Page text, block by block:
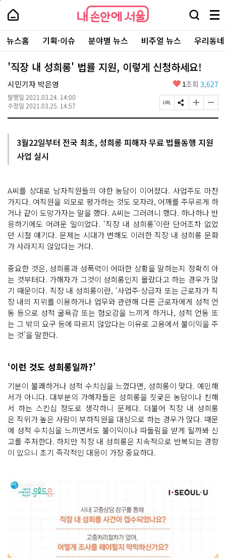
본
로
가
내
손
안
에
서
울
-
서
울
시
대
표
소
포
내
손
에
울
검
창
열
기
메
뉴
전
체
보
주
요
서
뉴스홈 기획·이슈 분야별 뉴스 비주얼 뉴스 우리동
'직장 내 성희롱' 법률 지원, 이렇게 신청하세요!
시민기자 박은영
발행일 2021.03.24. 14:00
수정일 2021.03.25. 14:57
좋
요
1조회 3,627
페
이
R
L
S
N
유
하
글
자
크
게
글
자
작
게
3월22일부터 전국 최초, 성희롱 피해자 무료 법률동행 지원
사업 실시
A씨를 상대로 남자직원들의 야한 농담이 이어졌다. 사업주도 마찬
가지다. 여직원을 외모로 평가하는 것도 모자라, 어깨를 주무르게 하
거나 같이 도망가자는 말을 했다. A씨는 그러려니 했다. 하나하나 반
응하기에도 어려운 일이었다. ‘직장 내 성희롱’이란 단어조차 없었
던 시절 얘기다. 문제는 시대가 변해도 이러한 직장 내 성희롱 문화
가 사라지지 않았다는 거다.
중요한 것은, 성희롱과 성폭력이 어떠한 상황을 말하는지 정확히 아
는 것부터다. 가해자가 그것이 성희롱인지 몰랐다고 하는 경우가 많
기 때문이다. 직장 내 성희롱이란, ‘사업주·상급자 또는 근로자가 직
장 내의 지위를 이용하거나 업무와 관련해 다른 근로자에게 성적 언
동 등으로 성적 굴욕감 또는 혐오감을 느끼게 하거나, 성적 언동 또
는 그 밖의 요구 등에 따르지 않았다는 이유로 고용에서 불이익을 주
는 것’을 말한다.
‘이런 것도 성희롱일까?’
기분이 불쾌하거나 성적 수치심을 느꼈다면, 성희롱이 맞다. 예민해
서가 아니다. 대부분의 가해자들은 성희롱을 짓궂은 농담이나 친해
서 하는 스킨십 정도로 생각하니 문제다. 더불어 직장 내 성희롱
은 직위가 높은 사람이 부하직원을 대상으로 하는 경우가 많다. 때문
에 성적 수치심을 느끼면서도 불이익이나 따돌림을 받게 될까봐 신
고를 주저한다. 하지만 직장 내 성희롱은 지속적으로 반복되는 경향
이 있으니 초기 즉각적인 대응이 가장 중요하다.
페
상
단
로